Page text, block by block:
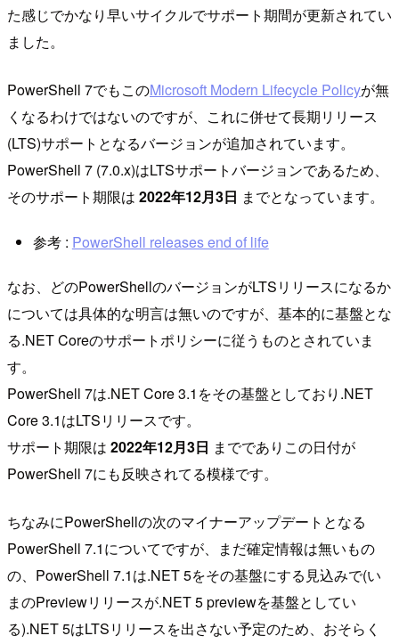
た感じでかなり早いサイクルでサポート期間が更新されてい
ました。
PowerShell 7でもこのMicrosoft Modern Lifecycle Policyが無
くなるわけではないのですが、これに併せて長期リリース
(LTS)サポートとなるバージョンが追加されています。
PowerShell 7 (7.0.x)はLTSサポートバージョンであるため、
そのサポート期限は 2022年12月3日 までとなっています。
参考 : PowerShell releases end of life
なお、どのPowerShellのバージョンがLTSリリースになるか
については具体的な明言は無いのですが、基本的に基盤とな
る.NET Coreのサポートポリシーに従うものとされていま
す。
PowerShell 7は.NET Core 3.1をその基盤としており.NET
Core 3.1はLTSリリースです。
サポート期限は 2022年12月3日 まででありこの日付が
PowerShell 7にも反映されてる模様です。
ちなみにPowerShellの次のマイナーアップデートとなる
PowerShell 7.1についてですが、まだ確定情報は無いもの
の、PowerShell 7.1は.NET 5をその基盤にする見込みで(い
まのPreviewリリースが.NET 5 previewを基盤としてい
る).NET 5はLTSリリースを出さない予定のため、おそらく